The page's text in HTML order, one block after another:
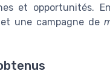
et opportunités.
et une campagne de